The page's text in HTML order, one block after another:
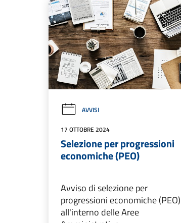
AVVISI
17 OTTOBRE 2024
Selezione per progressioni
economiche (PEO)
Avviso di selezione per
progressioni economiche (PEO)
all'interno delle Aree